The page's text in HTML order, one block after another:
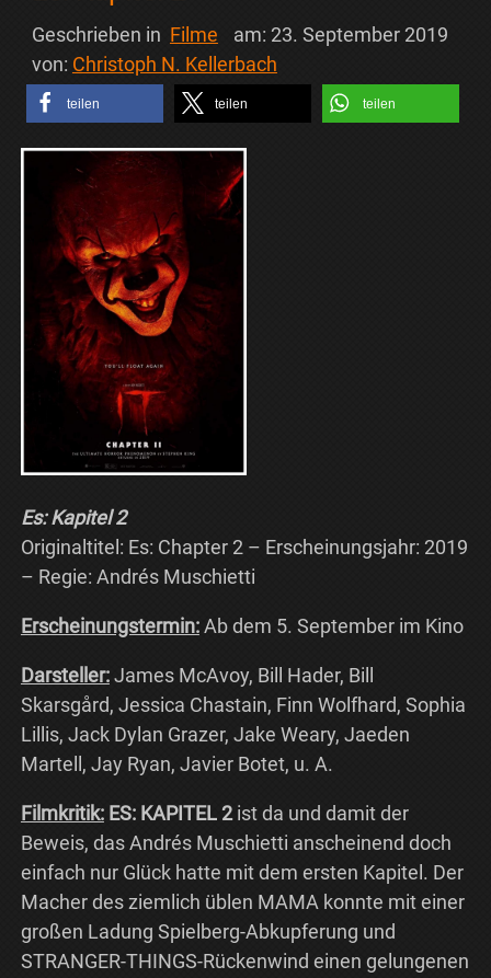
Geschrieben in Filme am: 23. September 2019
von: Christoph N. Kellerbach
teilen teilen teilen
Es: Kapitel 2
Originaltitel: Es: Chapter 2 – Erscheinungsjahr: 2019
– Regie: Andrés Muschietti
Erscheinungstermin:Ab dem 5. September im Kino
Darsteller:James McAvoy, Bill Hader, Bill
Skarsgård, Jessica Chastain, Finn Wolfhard, Sophia
Lillis, Jack Dylan Grazer, Jake Weary, Jaeden
Martell, Jay Ryan, Javier Botet, u. A.
Filmkritik: ES: KAPITEL 2ist da und damit der
Beweis, das Andrés Muschietti anscheinend doch
einfach nur Glück hatte mit dem ersten Kapitel. Der
Macher des ziemlich üblen MAMA konnte mit einer
großen Ladung Spielberg-Abkupferung und
STRANGER-THINGS-Rückenwind einen gelungenen